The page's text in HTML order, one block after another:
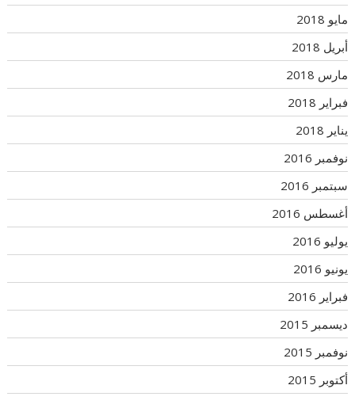
مايو 2018
أبريل 2018
مارس 2018
فبراير 2018
يناير 2018
نوفمبر 2016
سبتمبر 2016
أغسطس 2016
يوليو 2016
يونيو 2016
فبراير 2016
ديسمبر 2015
نوفمبر 2015
أكتوبر 2015